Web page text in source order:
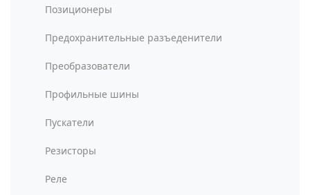
Позиционеры
Предохранительные разъеденители
Преобразователи
Профильные шины
Пускатели
Резисторы
Реле